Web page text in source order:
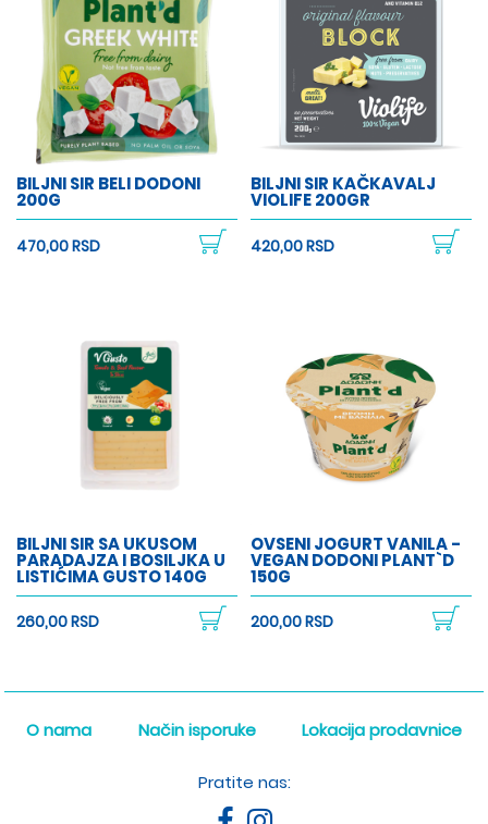
BILJNI SIR BELI DODONI
200G
470,00 RSD
BILJNI SIR KAČKAVALJ
VIOLIFE 200GR
420,00 RSD
BILJNI SIR SA UKUSOM
PARADAJZA I BOSILJKA U
LISTIĆIMA GUSTO 140G
260,00 RSD
OVSENI JOGURT VANILA -
VEGAN DODONI PLANT`D
150G
200,00 RSD
O nama Način isporuke Lokacija prodavnice
Pratite nas: